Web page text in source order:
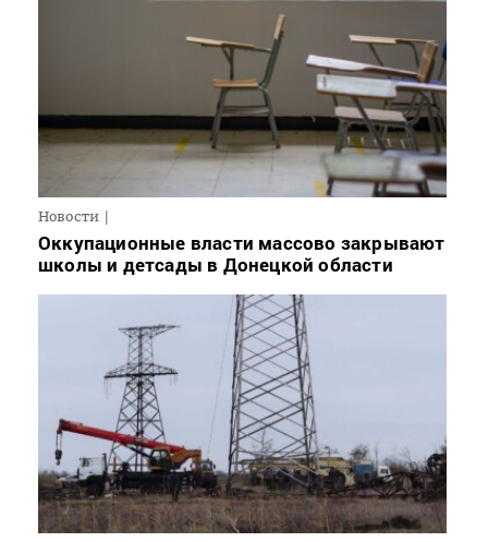
Новости
Оккупационные власти массово закрывают
школы и детсады в Донецкой области